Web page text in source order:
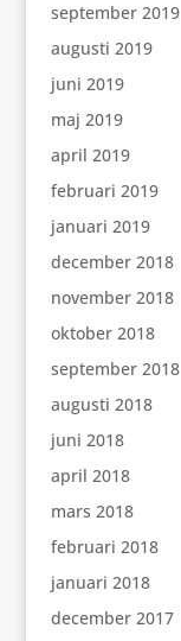
september 2019
augusti 2019
juni 2019
maj 2019
april 2019
februari 2019
januari 2019
december 2018
november 2018
oktober 2018
september 2018
augusti 2018
juni 2018
april 2018
mars 2018
februari 2018
januari 2018
december 2017